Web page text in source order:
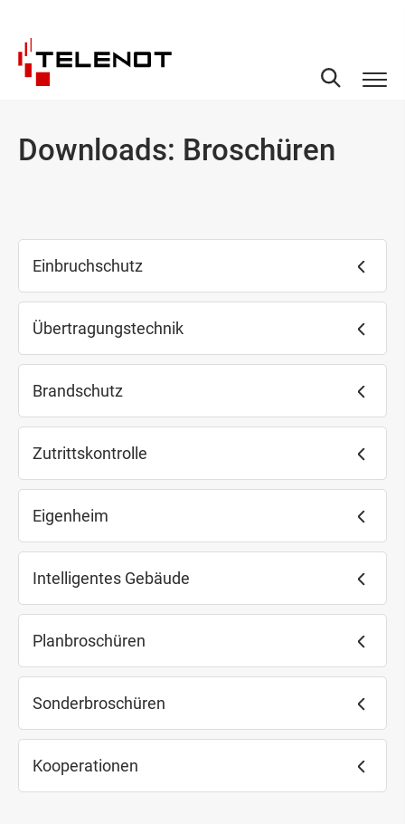
Downloads: Broschüren
Einbruchschutz
Übertragungstechnik
Brandschutz
Zutrittskontrolle
Eigenheim
Intelligentes Gebäude
Planbroschüren
Sonderbroschüren
Kooperationen